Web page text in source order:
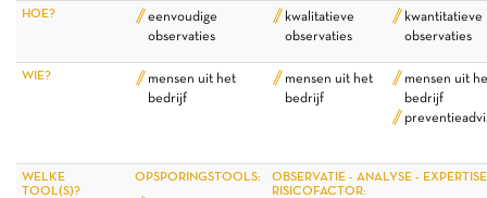
HOE?
eenvoudige
observaties
kwalitatieve
observaties
kwantitatieve
observaties
WIE?
mensen uit het
bedrijf
mensen uit het
bedrijf
mensen uit
bedrijf
WELKE
TOOL(S)?
OPSPORINGSTOOLS:
OBSERVATIE - ANALYSE -
RISICOFACTOR: